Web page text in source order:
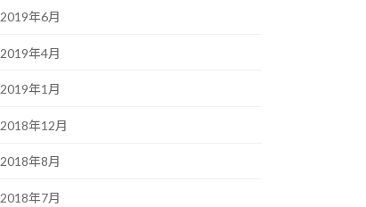
2019年6月
2019年4月
2019年1月
2018年12月
2018年8月
2018年7月